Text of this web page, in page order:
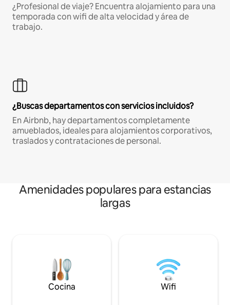
¿Profesional de viaje? Encuentra alojamiento para una
temporada con wifi de alta velocidad y área de
trabajo.
¿Buscas departamentos con servicios incluidos?
En Airbnb, hay departamentos completamente
amueblados, ideales para alojamientos corporativos,
traslados y contrataciones de personal.
Amenidades populares para estancias
largas
Cocina Wifi